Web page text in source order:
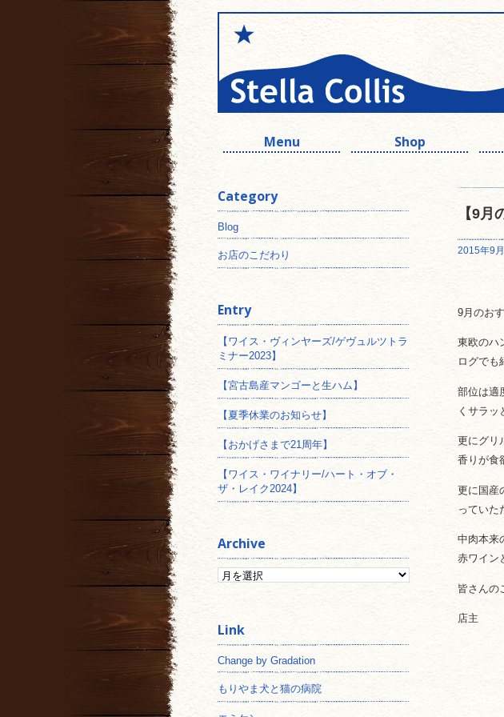
Menu Shop
【9
2015年9
9月のお
東欧のハ
ログでも
部位は適
くサラッ
更にグリ
香りが食
更に国産
っていた
中肉本来
赤ワイン
皆さんの
店主
Category
Blog
お店のこだわり
Entry
【ワイス・ヴィンヤーズ/ゲヴュルツトラ
ミナー2023】
【宮古島産マンゴーと生ハム】
【夏季休業のお知らせ】
【おかげさまで21周年】
【ワイス・ワイナリー/ハート・オブ・
ザ・レイク2024】
Archive
Change by Gradation
もりやま犬と猫の病院